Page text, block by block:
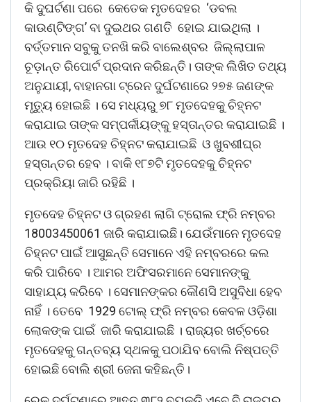
କି ଦୁଘର୍ଟଣା ପରେ କେତେକ ମୃତଦେହର ‘ଡବଲ
କାଉଣ୍ଟିଙ୍ଗ’ ବା ଦୁଇଥର ଗଣତି ହୋଇ ଯାଇଥିଲା ।
ବର୍ତ୍ତମାନ ସବୁକୁ ତନଖି କରି ବାଲେଶ୍ବର ଜିଲ୍ଲାପାଳ
ଚୂଡ଼ାନ୍ତ ରିପୋର୍ଟ ପ୍ରଦାନ କରିଛନ୍ତି। ତାଙ୍କ ଲିଖିତ ତଥ୍ୟ
ଅନୁଯାୟୀ, ବାହାନଗା ଟ୍ରେନ ଦୁର୍ଘଟଣାରେ ୨୭୫ ଜଣଙ୍କ
ମୃତ୍ୟୁ ହୋଇଛି । ସେ ମଧ୍ୟରୁ ୭୮ ମୃତଦେହକୁ ଚିହ୍ନଟ
କରାଯାଇ ତାଙ୍କ ସମ୍ପର୍କୀୟଙ୍କୁ ହସ୍ତାନ୍ତର କରାଯାଇଛି ।
ଆଉ ୧୦ ମୃତଦେହ ଚିହ୍ନଟ କରାଯାଇଛି ଓ ଖୁବଶୀଘ୍ର
ହସ୍ତାନ୍ତର ହେବ । ବାକି ୧୮୭ଟି ମୃତଦେହକୁ ଚିହ୍ନଟ
ପ୍ରକ୍ରିୟା ଜାରି ରହିଛି ।
ମୃତଦେହ ଚିହ୍ନଟ ଓ ଗ୍ରହଣ ଲାଗି ଟ୍ରୋଲ ଫ୍ରି ନମ୍ବର
18003450061 ଜାରି କରାଯାଇଛି। ଯେଉଁମାନେ ମୃତଦେହ
ଚିହ୍ନଟ ପାଇଁ ଆସୁଛନ୍ତି ସେମାନେ ଏହି ନମ୍ବରରେ କଲ
କରି ପାରିବେ । ଆମର ଅଫିସରମାନେ ସେମାନଙ୍କୁ
ସାହାଯ୍ୟ କରିବେ । ସେମାନଙ୍କର କୌଣସି ଅସୁବିଧା ହେବ
ନାହିଁ । ତେବେ 1929 ଟୋଲ୍ ଫ୍ରି ନମ୍ବର କେବଳ ଓଡ଼ିଶା
ଲୋକଙ୍କ ପାଇଁ ଜାରି କରାଯାଇଛି । ରାଜ୍ୟର ଖର୍ଚ୍ଚରେ
ମୃତଦେହକୁ ଗନ୍ତବ୍ୟ ସ୍ଥଳକୁ ପଠାଯିବ ବୋଲି ନିଷ୍ପତ୍ତି
‌ହୋଇଛି ବୋଲି ଶ୍ରୀ ଜେନା କହିଛନ୍ତି।